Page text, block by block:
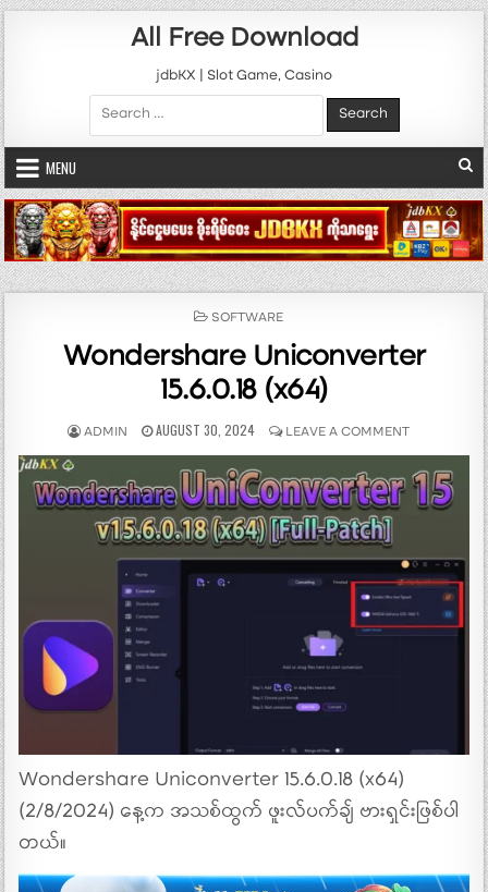
Skip to content
All Free Download
jdbKX | Slot Game, Casino
Search for:
MENU
POSTED IN
SOFTWARE
Wondershare Uniconverter
15.6.0.18 (x64)
AUTHOR:
ADMIN PUBLISHED DATE:
AUGUST 30, 2024 LEAVE A COMMENTON
Wondershare Uniconverter 15.6.0.18 (x64)
(2/8/2024) နေ့က အသစ်ထွက် ဖူးလ်ပက်ချ် ဗားရှင်းဖြစ်ပါ
တယ်။